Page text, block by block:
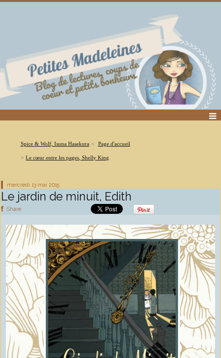
Spice & Wolf, Isuna Hasekura Page d'accueil
Le cœur entre les pages, Shelly King
mercredi 13 mai 2015
Le jardin de minuit, Edith
Share